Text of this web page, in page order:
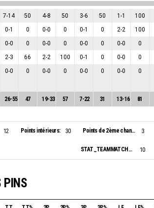
7-14 50 4-8 50 3-6 50 1 -1 100
0-1 0 0-0 0 0-1 0 2-2 100
0-0 0 0-0 0 0-0 0 0-0 0
2-3 66 2-2 100 0-1 0 0-0 0
0-0 0 0-0 0 0-0 0 0-0 0
26-55 47 19-33 57 7-22 31 13-16 81
12 Points intérieurs: 30 Points de 2ème chance: 3
STAT_TEAMMATCH_BASKETBALL_sBiggestScoringRun_NAME: 10
PINS